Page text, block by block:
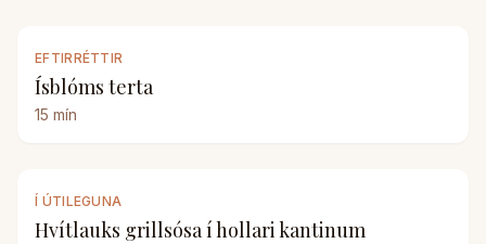
EFTIRRÉTTIR
Ísblóms terta
15 mín
Í ÚTILEGUNA
Hvítlauks grillsósa í hollari kantinum